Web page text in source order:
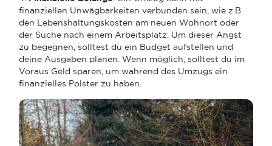
finanziellen Unwägbarkeiten verbunden sein, wie z.B.
den Lebenshaltungskosten am neuen Wohnort oder
der Suche nach einem Arbeitsplatz. Um dieser Angst
zu begegnen, solltest du ein Budget aufstellen und
deine Ausgaben planen. Wenn möglich, solltest du im
Voraus Geld sparen, um während des Umzugs ein
finanzielles Polster zu haben.